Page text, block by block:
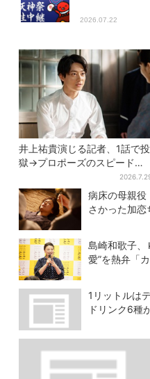
2026.07.22
井上祐貴演じる記者、1話で投
獄→プロポーズのスピード感
に視聴者驚き「横沢さんだけ
怒涛すぎる」
病床の母親
さかった加
島崎和歌子、
愛”を熱弁「
1リットルは
ドリンク6種